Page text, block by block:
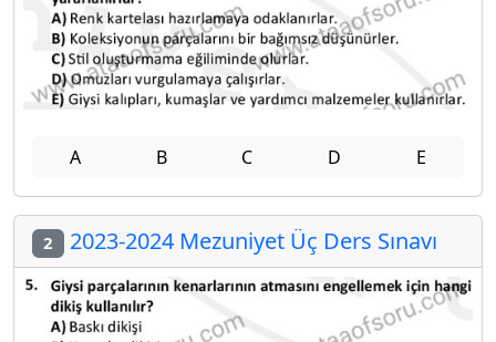
A B C D E
2 2023-2024 Mezuniyet Üç Ders Sınavı